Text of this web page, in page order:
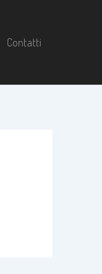
Contatti